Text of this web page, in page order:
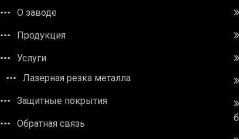
О заводе
Продукция
Услуги
Лазерная резка металла
Защитные покрытия
Обратная связь